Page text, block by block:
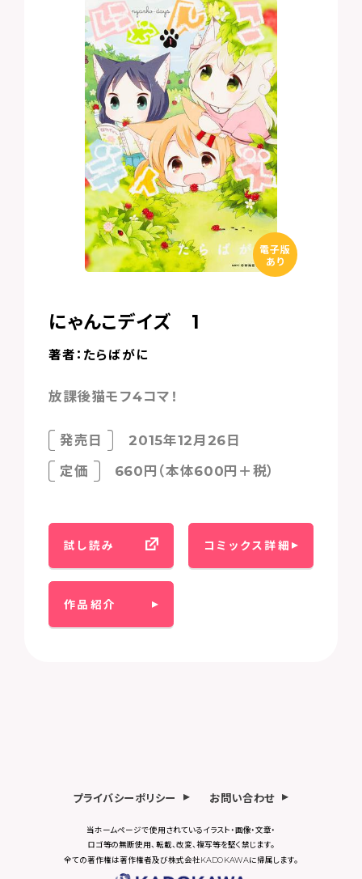
電子版
あり
にゃんこデイズ 1
著者：たらばがに
放課後猫モフ4コマ！
発売日
2015年12月26日
定価
660円（本体600円＋税）
試し読み コミックス詳細
作品紹介
プライバシーポリシー お問い合わせ
当ホームページで使用されているイラスト・画像・文章・
ロゴ等の無断使用、転載、改変、複写等を堅く禁じます。
全ての著作権は著作権者及び株式会社KADOKAWAに帰属します。